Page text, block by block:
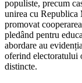
populiste, precum
unirea cu Republica
promovat
pledând pentru
abordare au
oferind electoratului
distincte.